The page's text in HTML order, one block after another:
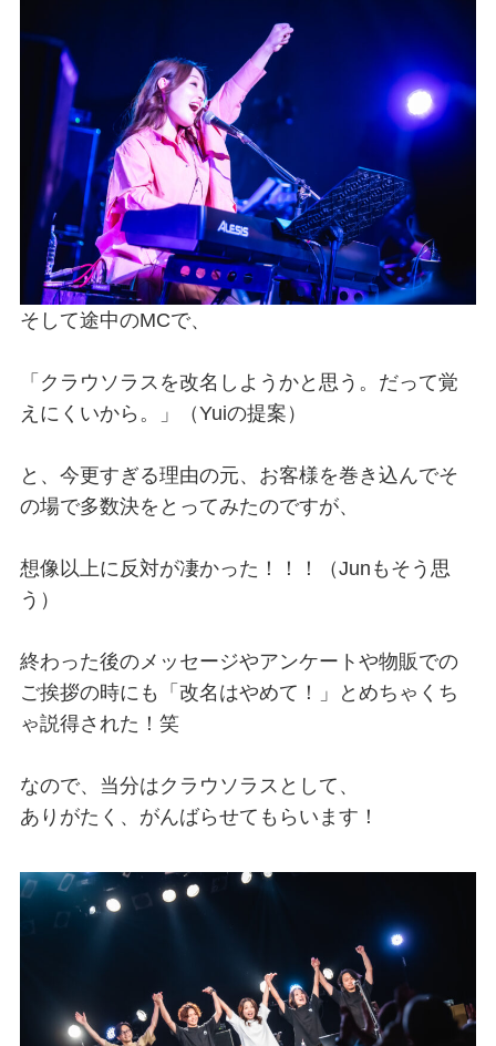
そして途中のMCで、
「クラウソラスを改名しようかと思う。だって覚
えにくいから。」（Yuiの提案）
と、今更すぎる理由の元、お客様を巻き込んでそ
の場で多数決をとってみたのですが、
想像以上に反対が凄かった！！！（Junもそう思
う）
終わった後のメッセージやアンケートや物販での
ご挨拶の時にも「改名はやめて！」とめちゃくち
ゃ説得された！笑
なので、当分はクラウソラスとして、
ありがたく、がんばらせてもらいます！